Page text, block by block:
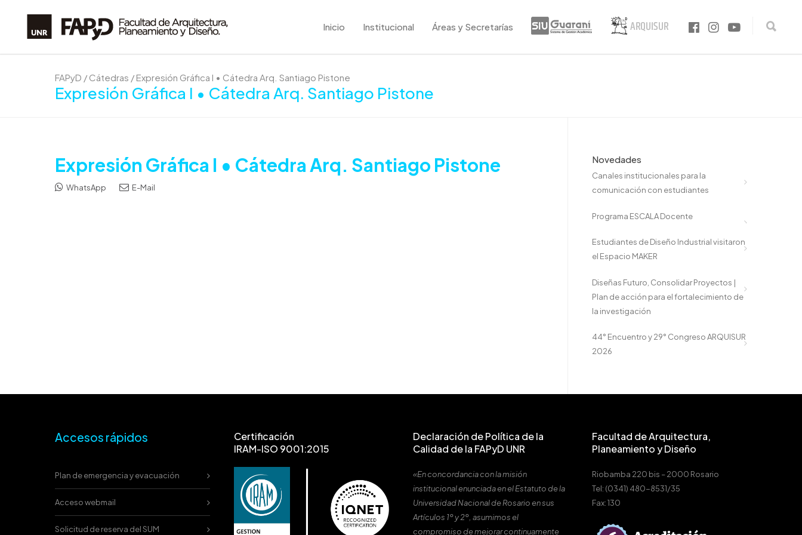
Inicio Institucional Áreas y Secretarías
FAPyD / Cátedras / Expresión Gráfica I • Cátedra Arq. Santiago Pistone
Expresión Gráfica I • Cátedra Arq. Santiago Pistone
Expresión Gráfica I • Cátedra Arq. Santiago Pistone
WhatsApp E-Mail
Novedades
Canales institucionales para la
comunicación con estudiantes
Programa ESCALA Docente
Estudiantes de Diseño Industrial visitaron
el Espacio MAKER
Diseñas Futuro, Consolidar Proyectos |
Plan de acción para el fortalecimiento de
la investigación
44° Encuentro y 29° Congreso ARQUISUR
2026
Accesos rápidos
Plan de emergencia y evacuación
Acceso webmail
Solicitud de reserva del SUM
Certificación
IRAM-ISO 9001:2015
Declaración de Política de la
Calidad de la FAPyD UNR
«En concordancia con la misión
institucional enunciada en el Estatuto de la
Universidad Nacional de Rosario en sus
Artículos 1º y 2º, asumimos el
compromiso de mejorar continuamente
Facultad de Arquitectura,
Planeamiento y Diseño
Riobamba 220 bis – 2000 Rosario
Tel: (0341) 480-8531/35
Fax: 130